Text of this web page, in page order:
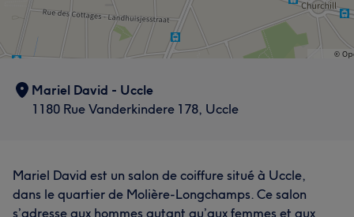
Mariel David - Uccle
1180 Rue Vanderkindere 178, Uccle
Mariel David est un salon de coiffure situé à Uccle,
dans le quartier de Molière-Longchamps. Ce salon
s’adresse aux hommes autant qu’aux femmes et aux